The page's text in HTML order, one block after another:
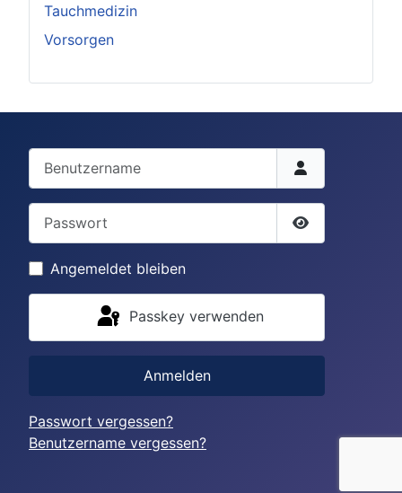
Tauchmedizin
Vorsorgen
Benutzername
Passwort
Passwort
Angemeldet bleiben
Passkey verwenden
Anmelden
Passwort vergessen?
Benutzername vergessen?